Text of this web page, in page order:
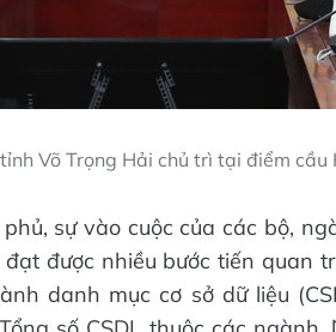
Võ Trọng Hải chủ trì tại điểm cầu
sự vào cuộc của các bộ,
được nhiều bước tiến quan
danh mục cơ sở dữ liệu